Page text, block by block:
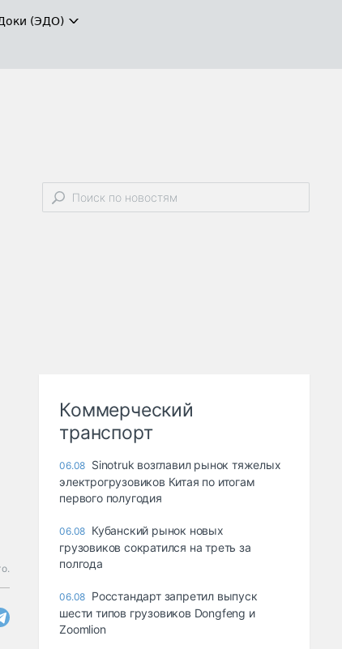
(ЭДО)
Коммерческий
транспорт
06.08 Sinotruk возглавил рынок тяжелых
электрогрузовиков Китая по итогам
первого полугодия
06.08 Кубанский рынок новых
грузовиков сократился на треть за
полгода
06.08 Росстандарт запретил выпуск
шести типов грузовиков Dongfeng и
Zoomlion